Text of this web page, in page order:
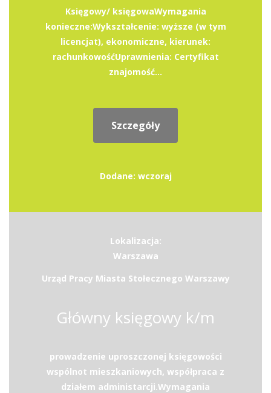
Księgowy/ księgowaWymagania
konieczne:Wykształcenie: wyższe (w tym
licencjat), ekonomiczne, kierunek:
rachunkowośćUprawnienia: Certyfikat
znajomość...
Szczegóły
Dodane: wczoraj
Lokalizacja:
Warszawa
Urząd Pracy Miasta Stołecznego Warszawy
Główny księgowy k/m
prowadzenie uproszczonej księgowości
wspólnot mieszkaniowych, współpraca z
działem administarcji.Wymagania